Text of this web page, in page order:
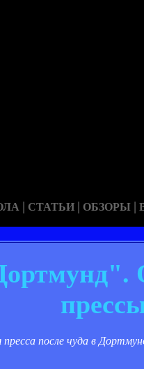
| СТАТЬИ | ОБЗОРЫ |
после чуда в